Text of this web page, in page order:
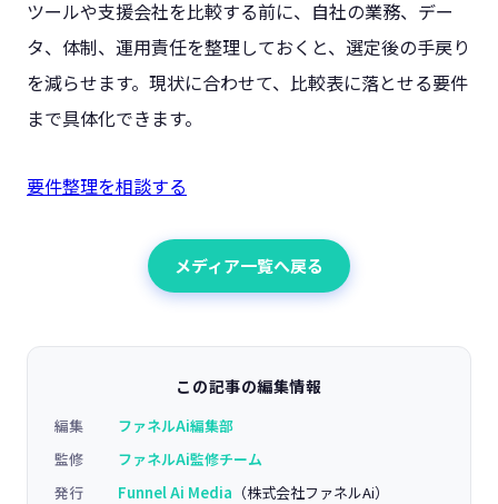
ツールや支援会社を比較する前に、自社の業務、デー
タ、体制、運用責任を整理しておくと、選定後の手戻り
を減らせます。現状に合わせて、比較表に落とせる要件
まで具体化できます。
要件整理を相談する
メディア一覧へ戻る
この記事の編集情報
編集
ファネルAi編集部
監修
ファネルAi監修チーム
発行
Funnel Ai Media （株式会社ファネルAi）